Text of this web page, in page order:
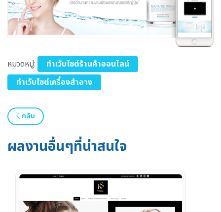
หมวดหมู่:
ทำเว็บไซต์ร้านค้าออนไลน์
ทำเว็บไซต์เครื่องสำอาง
กลับ
ผลงานอื่นๆที่น่าสนใจ